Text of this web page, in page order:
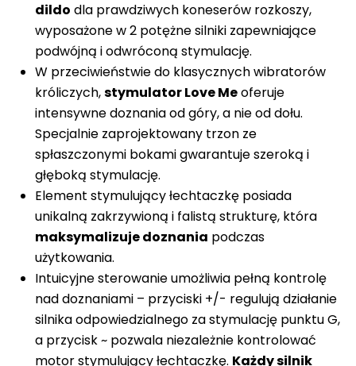
dildo dla prawdziwych koneserów rozkoszy,
wyposażone w 2 potężne silniki zapewniające
podwójną i odwróconą stymulację.
W przeciwieństwie do klasycznych wibratorów
króliczych,stymulator Love Meoferuje
intensywne doznania od góry, a nie od dołu.
Specjalnie zaprojektowany trzon ze
spłaszczonymi bokami gwarantuje szeroką i
głęboką stymulację.
Element stymulujący łechtaczkę posiada
unikalną zakrzywioną i falistą strukturę, która
maksymalizuje doznania podczas
użytkowania.
Intuicyjne sterowanie umożliwia pełną kontrolę
nad doznaniami – przyciski +/- regulują działanie
silnika odpowiedzialnego za stymulację punktu G,
a przycisk ~ pozwala niezależnie kontrolować
motor stymulujący łechtaczkę. Każdy silnik